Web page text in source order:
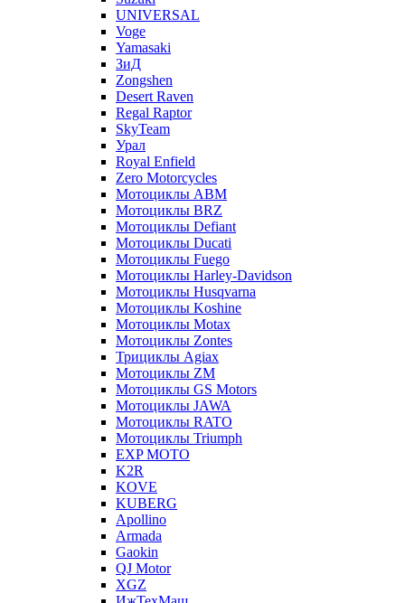
UNIVERSAL
Voge
Yamasaki
ЗиД
Zongshen
Desert Raven
Regal Raptor
SkyTeam
Урал
Royal Enfield
Zero Motorcycles
Мотоциклы ABM
Мотоциклы BRZ
Мотоциклы Defiant
Мотоциклы Ducati
Мотоциклы Fuego
Мотоциклы Harley-Davidson
Мотоциклы Husqvarna
Мотоциклы Koshine
Мотоциклы Motax
Мотоциклы Zontes
Трициклы Agiax
Мотоциклы ZM
Мотоциклы GS Motors
Мотоциклы JAWA
Мотоциклы RATO
Мотоциклы Triumph
EXP MOTO
K2R
KOVE
KUBERG
Apollino
Armada
Gaokin
QJ Motor
XGZ